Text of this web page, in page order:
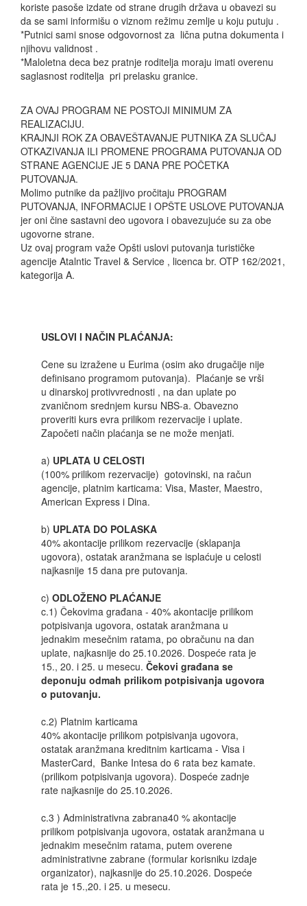
koriste pasoše izdate od strane drugih država u obavezi su
da se sami informišu o viznom režimu zemlje u koju putuju .
*Putnici sami snose odgovornost za lična putna dokumenta i
njihovu validnost .
*Maloletna deca bez pratnje roditelja moraju imati overenu
saglasnost roditelja pri prelasku granice.
ZA OVAJ PROGRAM NE POSTOJI MINIMUM ZA
REALIZACIJU.
KRAJNJI ROK ZA OBAVEŠTAVANJE PUTNIKA ZA SLUČAJ
OTKAZIVANJA ILI PROMENE PROGRAMA PUTOVANJA OD
STRANE AGENCIJE JE 5 DANA PRE POČETKA
PUTOVANJA.
Molimo putnike da pažljivo pročitaju PROGRAM
PUTOVANJA, INFORMACIJE I OPŠTE USLOVE PUTOVANJA
jer oni čine sastavni deo ugovora i obavezujuće su za obe
ugovorne strane.
Uz ovaj program važe Opšti uslovi putovanja turističke
agencije Atalntic Travel & Service , licenca br. OTP 162/2021,
kategorija A.
USLOVI I NAČIN PLAĆANJA:
Cene su izražene u Eurima (osim ako drugačije nije
definisano programom putovanja). Plaćanje se vrši
u dinarskoj protivvrednosti , na dan uplate po
zvaničnom srednjem kursu NBS-a. Obavezno
proveriti kurs evra prilikom rezervacije i uplate.
Započeti način plaćanja se ne može menjati.
a) UPLATA U CELOSTI
(100% prilikom rezervacije) gotovinski, na račun
agencije, platnim karticama: Visa, Master, Maestro,
American Express i Dina.
b) UPLATA DO POLASKA
40% akontacije prilikom rezervacije (sklapanja
ugovora), ostatak aranžmana se isplaćuje u celosti
najkasnije 15 dana pre putovanja.
c) ODLOŽENO PLAĆANJE
c.1) Čekovima građana - 40% akontacije prilikom
potpisivanja ugovora, ostatak aranžmana u
jednakim mesečnim ratama, po obračunu na dan
uplate, najkasnije do 25.10.2026. Dospeće rata je
15., 20. i 25. u mesecu. Čekovi građana se
deponuju odmah prilikom potpisivanja ugovora
o putovanju.
c.2) Platnim karticama
40% akontacije prilikom potpisivanja ugovora,
ostatak aranžmana kreditnim karticama - Visa i
MasterCard, Banke Intesa do 6 rata bez kamate.
(prilikom potpisivanja ugovora). Dospeće zadnje
rate najkasnije do 25.10.2026.
c.3 ) Administrativna zabrana40 % akontacije
prilikom potpisivanja ugovora, ostatak aranžmana u
jednakim mesečnim ratama, putem overene
administrativne zabrane (formular korisniku izdaje
organizator), najkasnije do 25.10.2026. Dospeće
rata je 15.,20. i 25. u mesecu.